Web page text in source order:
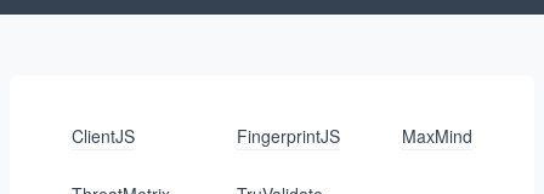
ClientJS FingerprintJS MaxMind